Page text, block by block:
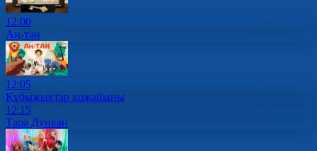
12:00
Аң-таң
12:05
Құбыжықтар қожайыны
12:15
Тара Дункан